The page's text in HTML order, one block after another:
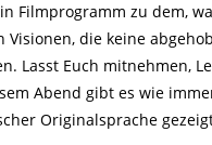
ein Filmprogramm zu
die keine
Lasst Euch mitnehmen,
Abend gibt es wie
Originalsprache